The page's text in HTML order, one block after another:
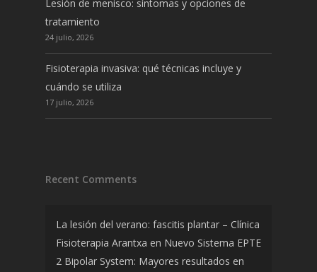
Lesión de menisco: síntomas y opciones de
tratamiento
24 julio, 2026
Fisioterapia invasiva: qué técnicas incluye y
cuándo se utiliza
17 julio, 2026
Recent Comments
La lesión del verano: fascitis plantar – Clínica
Fisioterapia Arantxa en Nuevo Sistema EPTE
2 Bipolar System: Mayores resultados en